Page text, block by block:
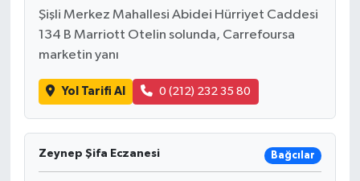
Şişli Merkez Mahallesi Abidei Hürriyet Caddesi
134 B Marriott Otelin solunda, Carrefoursa
marketin yanı
Yol Tarifi Al 0 (212) 232 35 80
Zeynep Şifa Eczanesi Bağcılar